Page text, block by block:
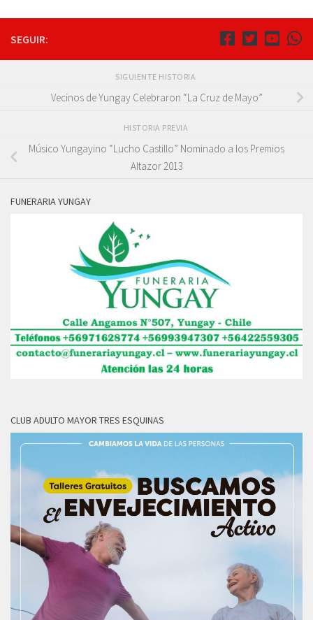
SEGUIR:
SIGUIENTE HISTORIA
Vecinos de Yungay Celebraron “La Cruz de Mayo”
HISTORIA PREVIA
Músico Yungayino “Lucho Castillo” Nominado a los Premios
Altazor 2013
FUNERARIA YUNGAY
CLUB ADULTO MAYOR TRES ESQUINAS